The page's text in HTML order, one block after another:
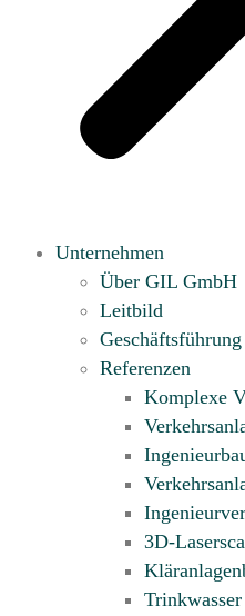
Unternehmen
Über GIL GmbH
Leitbild
Geschäftsführung
Referenzen
Komplexe
3D-